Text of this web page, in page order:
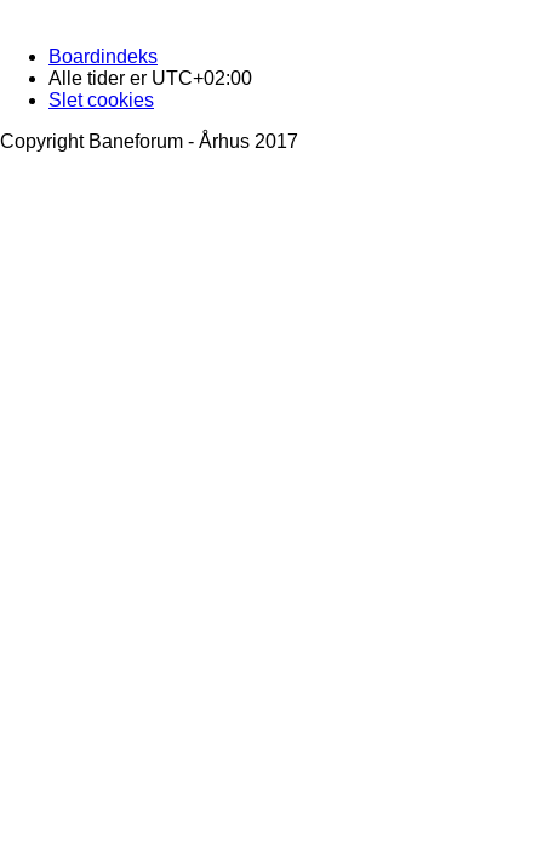
Boardindeks
Alle tider er UTC+02:00
Slet cookies
Copyright Baneforum - Århus 2017